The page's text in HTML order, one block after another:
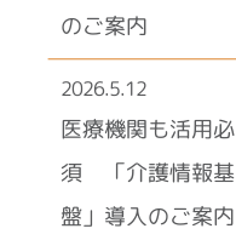
のご案内
2026.5.12
医療機関も活用必
須 「介護情報基
盤」導入のご案内